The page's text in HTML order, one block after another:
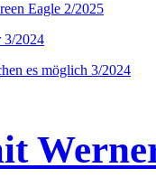
Eagle 2/2025
3/2024
es möglich 3/2024